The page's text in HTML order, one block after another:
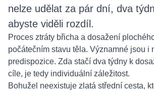
nelze udělat za pár dní, dva
abyste viděli rozdíl.
Proces ztráty břicha a dosažení
počátečním stavu těla. Významné jsou i
predispozice. Zda stačí dva týdny k
cíle, je tedy individuální záležitost.
Bohužel neexistuje zlatá střední cesta,